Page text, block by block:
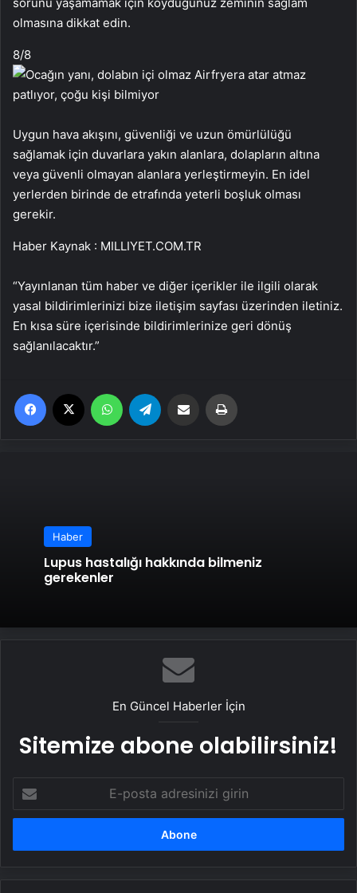
olmasına dikkat edin.
8/8
Uygun hava akışını, güvenliği ve uzun ömürlülüğü
sağlamak için duvarlara yakın alanlara, dolapların altına
veya güvenli olmayan alanlara yerleştirmeyin. En idel
yerlerden birinde de etrafında yeterli boşluk olması
gerekir.
Haber Kaynak : MILLIYET.COM.TR
“Yayınlanan tüm haber ve diğer içerikler ile ilgili olarak
yasal bildirimlerinizi bize iletişim sayfası üzerinden iletiniz.
En kısa süre içerisinde bildirimlerinize geri dönüş
sağlanılacaktır.”
Facebook WhatsApp Email'den paylaş
Haber
Lupus hastalığı hakkında bilmeniz
gerekenler
En Güncel Haberler İçin
Sitemize abone olabilirsiniz!
posta
adresinizi